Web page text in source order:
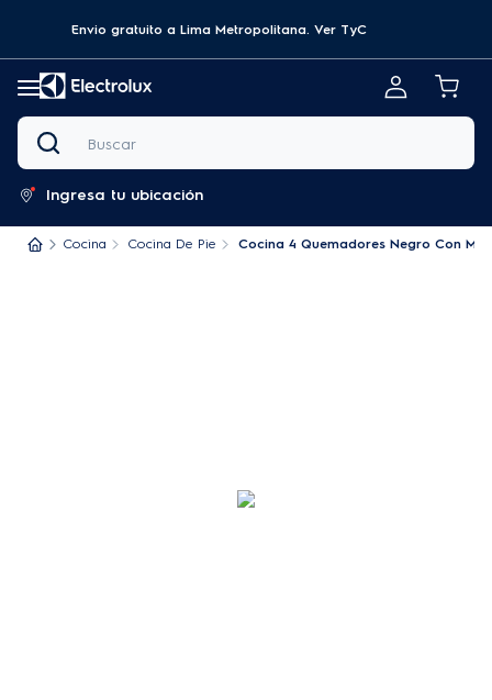
Envio gratuito a Lima Metropolitana. Ver TyC
Buscar
Ingresa tu ubicación
Cocina Cocina De Pie Cocina 4 Quemadores Negro Con